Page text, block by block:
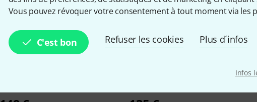
Vous pouvez révoquer votre consentement à tout moment via les
C'est bon Refuser les cookies Plus d´infos
Infos
7% 6%